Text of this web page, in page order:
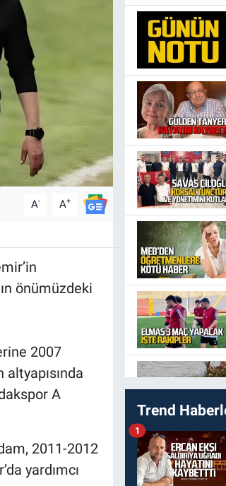
A- A+
önümüzdeki
2007
altyapısında
A
2011-2012
yardımcı
Trend
1